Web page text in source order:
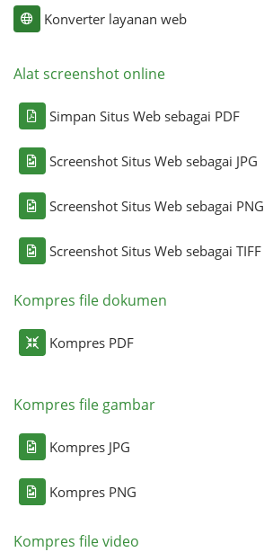
Konverter layanan web
Alat screenshot online
Simpan Situs Web sebagai PDF
Screenshot Situs Web sebagai JPG
Screenshot Situs Web sebagai PNG
Screenshot Situs Web sebagai TIFF
Kompres file dokumen
Kompres PDF
Kompres file gambar
Kompres JPG
Kompres PNG
Kompres file video